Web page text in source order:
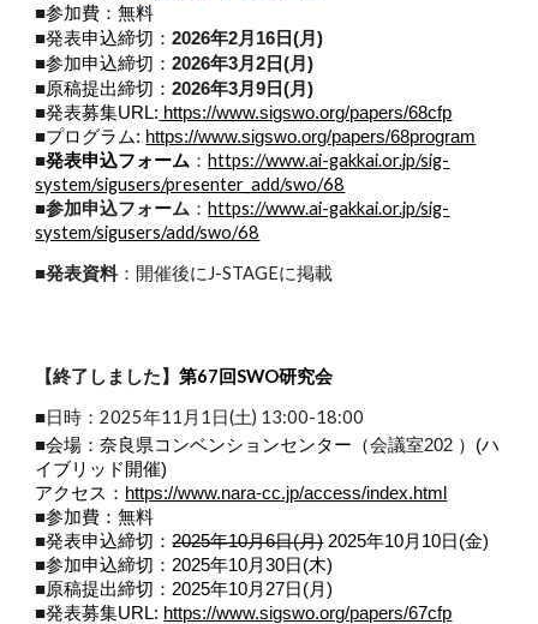
■参加費：無料
■発表申込締切：2026年2月16日(月)
■参加申込締切：2026年3月2日(月)
■原稿提出締切：2026年3月9日(月)
■発表募集URL: https://www.sigswo.org/papers/68cfp
■プログラム: https://www.sigswo.org/papers/68program
■発表申込フォーム ： https://www.ai-gakkai.or.jp/sig-
system/sigusers/presenter_add/swo/68
■参加申込フォーム ：https://www.ai-gakkai.or.jp/sig-
system/sigusers/add/swo/68
■発表資料 ：開催後にJ-STAGEに掲載
【終了しました】第67回SWO研究会
■日時：2025年11月1日(土) 13:00-18:00
■会場：奈良県コンベンションセンター（会議室202 ）(ハ
イブリッド開催)
アクセス： https://www.nara-cc.jp/access/index.html
■参加費：無料
■発表申込締切：2025年10月6日(月)2025年10月10日(金)
■参加申込締切：2025年10月30日(木)
■原稿提出締切：2025年10月27日(月)
■発表募集URL: https://www.sigswo.org/papers/67cfp